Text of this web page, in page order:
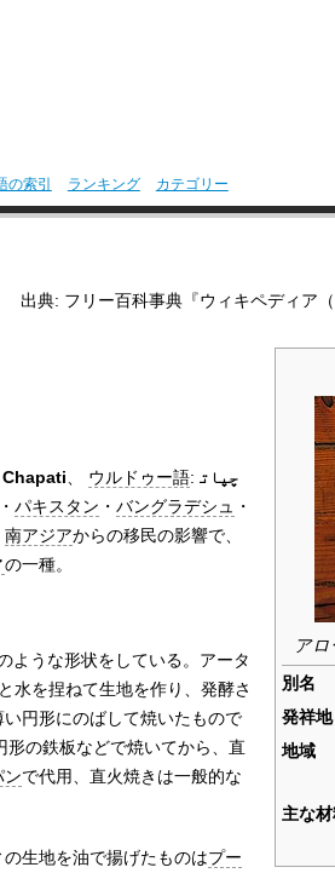
の索引 ランキング カテゴリー
出典: フリー百科事典『ウィキペディア
ア
別名
発祥地
地域
主な
Chapati ウルドゥー語: چپات
・ パキスタン ・ バングラデシュ
・
南アジアからの移民の影響で、
の一種。
ような形状をしている。 アータ
水を捏ねて生地を作り、発酵さ
円形にのばして焼いたもので
形の鉄板などで焼いてから、直
ンで代用、直火焼きは一般的な
生地を油で揚げたものはプー